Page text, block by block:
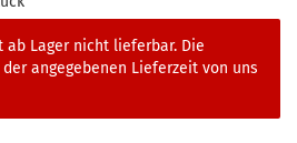
Lager nicht lieferbar. Die
angegebenen Lieferzeit von uns